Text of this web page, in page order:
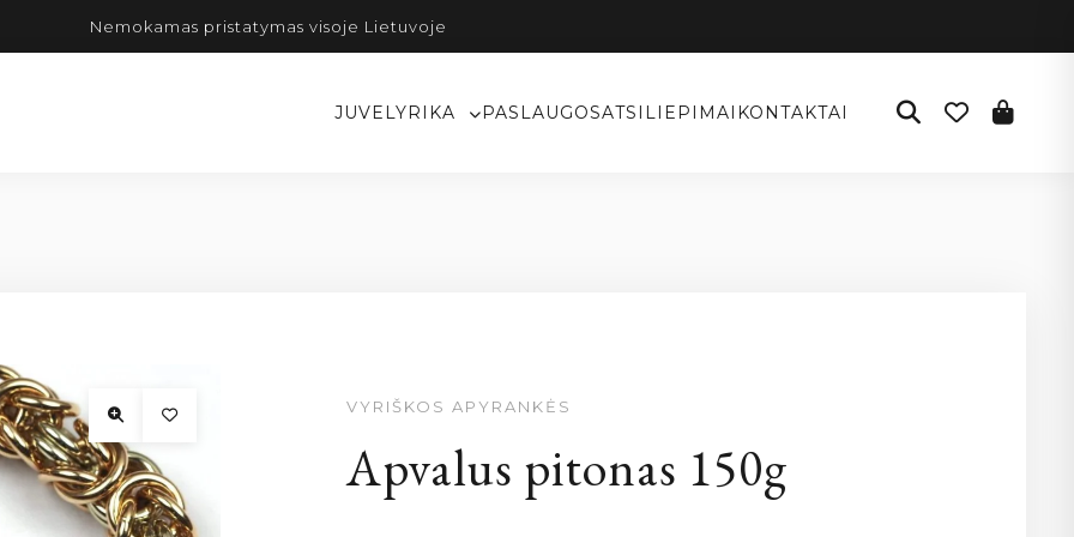
Nemokamas pristatymas visoje Lietuvoje
JUVELYRIKA PASLAUGOSATSILIEPIMAI KONTAKTAI
VYRIŠKOS APYRANKĖS
Apvalus pitonas 150g